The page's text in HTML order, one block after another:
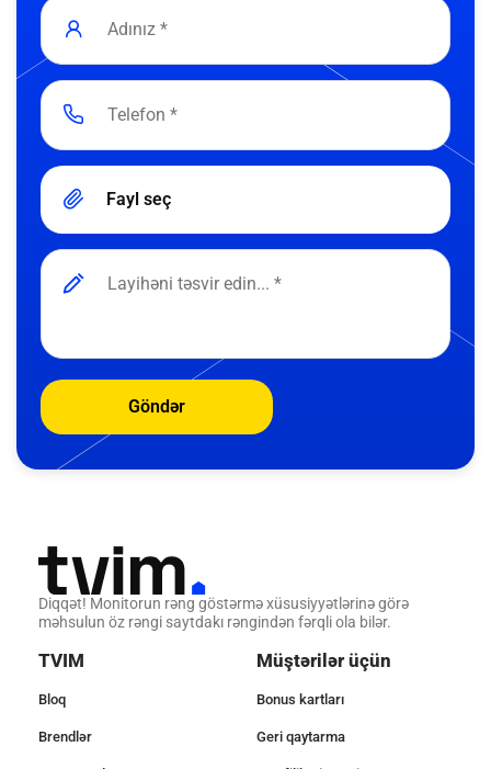
Fayl seç
Göndər
Diqqət! Monitorun rəng göstərmə xüsusiyyətlərinə görə
məhsulun öz rəngi saytdakı rəngindən fərqli ola bilər.
TVIM
Bloq
Brendlər
Müştərilər üçün
Bonus kartları
Geri qaytarma